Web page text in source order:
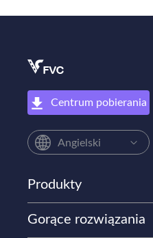
Centrum pobierania
Angielski
Produkty
Gorące rozwiązania